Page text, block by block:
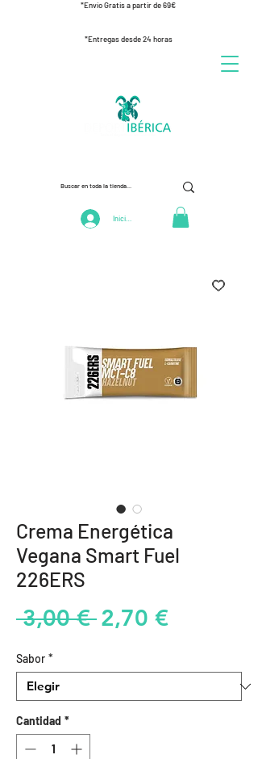
*Envío Gratis a partir de 69€
*Entregas desde 24 horas
Iniciar Sesión
Crema Energética
Vegana Smart Fuel
226ERS
3,00 € Precio
2,70 €Precio
oferta
Sabor *
Cantidad *